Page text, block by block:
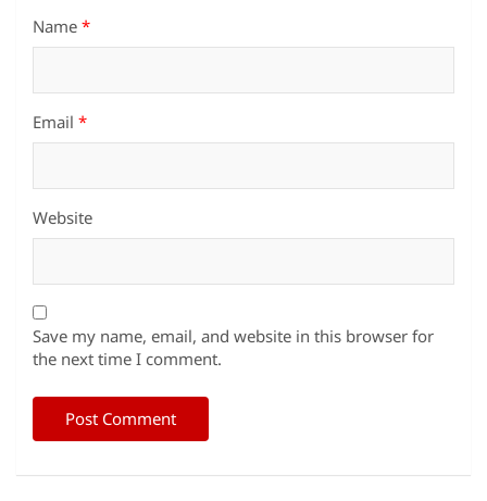
Name *
Email *
Website
Save my name, email, and website in this browser for
the next time I comment.